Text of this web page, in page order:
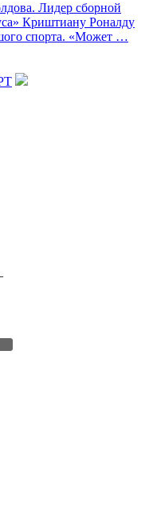
Лидер сборной
Криштиану Роналду
спорта. «Может …